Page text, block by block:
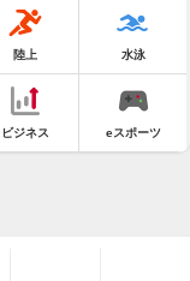
陸上 水泳
ビジネス eスポーツ